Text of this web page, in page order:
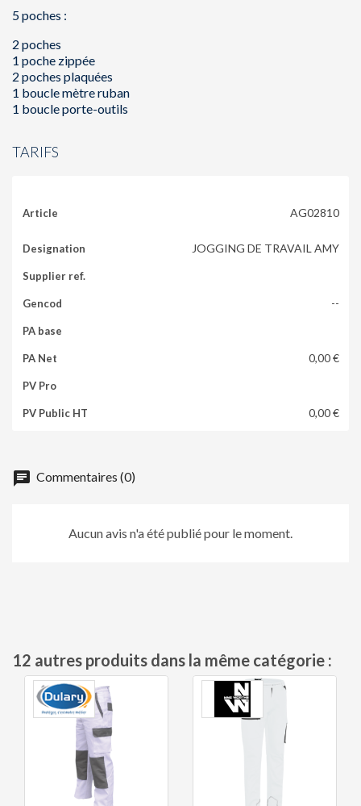
5 poches :
2 poches
1 poche zippée
2 poches plaquées
1 boucle mètre ruban
1 boucle porte-outils
TARIFS
AG02810
JOGGING DE TRAVAIL AMY
--
0,00 €
0,00 €
chat Commentaires (0)
Aucun avis n'a été publié pour le moment.
12 autres produits dans la même catégorie :